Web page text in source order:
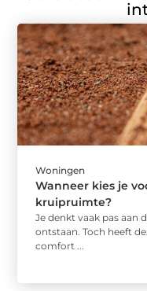
Woningen
Wanneer kies je
kruipruimte?
Je denkt vaak pas aan
ontstaan. Toch heeft
comfort ...